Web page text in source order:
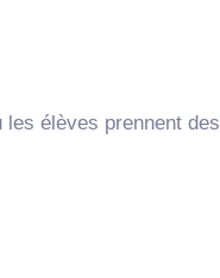
élèves prennent des